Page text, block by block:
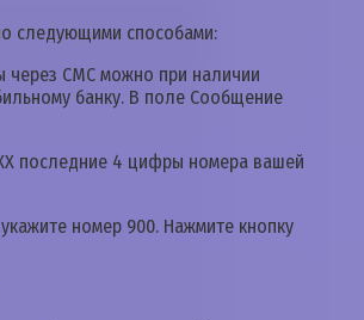
следующими способами:
через СМС можно при наличии
банку. В поле Сообщение
последние 4 цифры номера вашей
номер 900. Нажмите кнопку